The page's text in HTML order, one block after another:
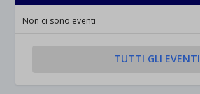
Non ci sono eventi
TUTTI GLI EVENTI